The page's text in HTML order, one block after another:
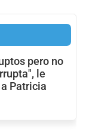
pero no
le
Patricia